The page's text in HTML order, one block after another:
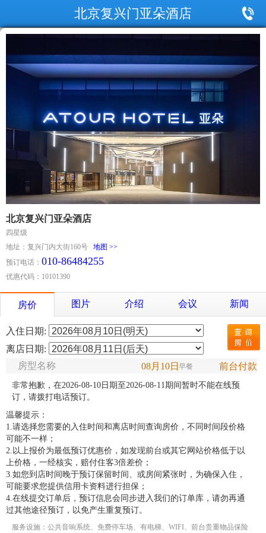
北京复兴门亚朵酒店
北京复兴门亚朵酒店
四星级
地址：复兴门内大街160号 地图 >>
预订电话： 010-86484255
优惠代码：10101390
房价 图片 介绍 会议 新闻
入住日期:
离店日期:
08月10日早餐 前台付款
房型名称
非常抱歉，在2026-08-10日期至2026-08-11期间暂时不能在线预
订，请拨打电话预订。
温馨提示：
1.请选择您需要的入住时间和离店时间查询房价，不同时间段价格
可能不一样；
2.以上报价为最低预订优惠价，如发现前台或其它网站价格低于以
上价格，一经核实，赔付住客3倍差价；
3.如您到店时间晚于预订保留时间、或房间紧张时，为确保入住，
可能要求您提供信用卡资料进行担保；
4.在线提交订单后，预订信息会同步进入我们的订单库，请勿再通
过其他途径预订，以免产生重复预订。
服务设施：公共音响系统、免费停车场、有电梯、WIFI、前台贵重物品保险